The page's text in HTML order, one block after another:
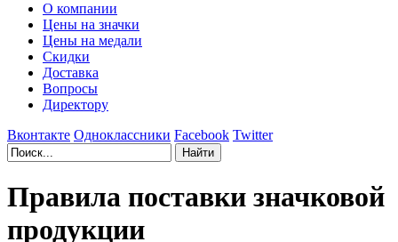
О компании
Цены на значки
Цены на медали
Скидки
Доставка
Вопросы
Директору
Вконтакте Одноклассники Facebook Twitter
Правила поставки значковой
продукции